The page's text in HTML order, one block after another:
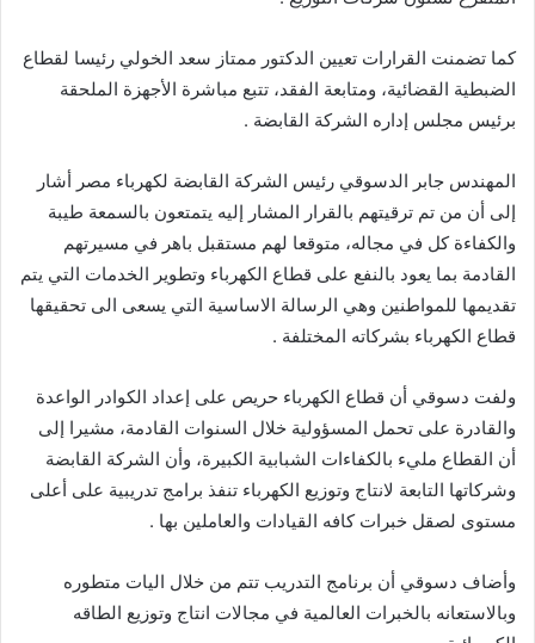
كما تضمنت القرارات تعيين الدكتور ممتاز سعد الخولي رئيسا لقطاع
الضبطية القضائية، ومتابعة الفقد، تتبع مباشرة الأجهزة الملحقة
برئيس مجلس إداره الشركة القابضة .
المهندس جابر الدسوقي رئيس الشركة القابضة لكهرباء مصر أشار
إلى أن من تم ترقيتهم بالقرار المشار إليه يتمتعون بالسمعة طيبة
والكفاءة كل في مجاله، متوقعا لهم مستقبل باهر في مسيرتهم
القادمة بما يعود بالنفع على قطاع الكهرباء وتطوير الخدمات التي يتم
تقديمها للمواطنين وهي الرسالة الاساسية التي يسعى الى تحقيقها
قطاع الكهرباء بشركاته المختلفة .
ولفت دسوقي أن قطاع الكهرباء حريص على إعداد الكوادر الواعدة
والقادرة على تحمل المسؤولية خلال السنوات القادمة، مشيرا إلى
أن القطاع مليء بالكفاءات الشبابية الكبيرة، وأن الشركة القابضة
وشركاتها التابعة لانتاج وتوزيع الكهرباء تنفذ برامج تدريبية على أعلى
مستوى لصقل خبرات كافه القيادات والعاملين بها .
وأضاف دسوقي أن برنامج التدريب تتم من خلال اليات متطوره
وبالاستعانه بالخبرات العالمية في مجالات انتاج وتوزيع الطاقه